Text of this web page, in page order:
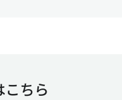
こちら